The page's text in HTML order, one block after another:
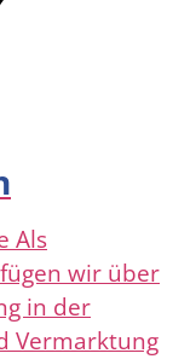
Als
wir über
in der
Vermarktung